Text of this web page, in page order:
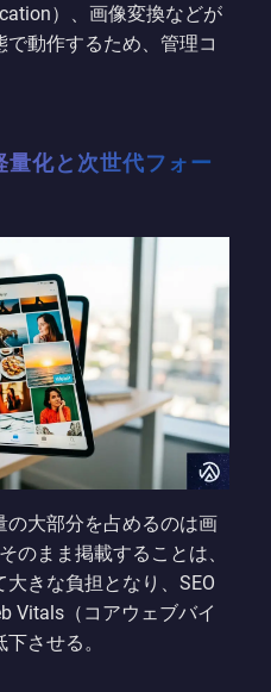
）、画像変換などが
動作するため、管理コ
化と次世代フォー
の大部分を占めるのは画
のまま掲載することは、
きな負担となり、SEO
Vitals（コアウェブバイ
させる。